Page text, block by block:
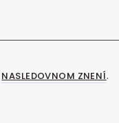
NASLEDOVNOM ZNENÍ.